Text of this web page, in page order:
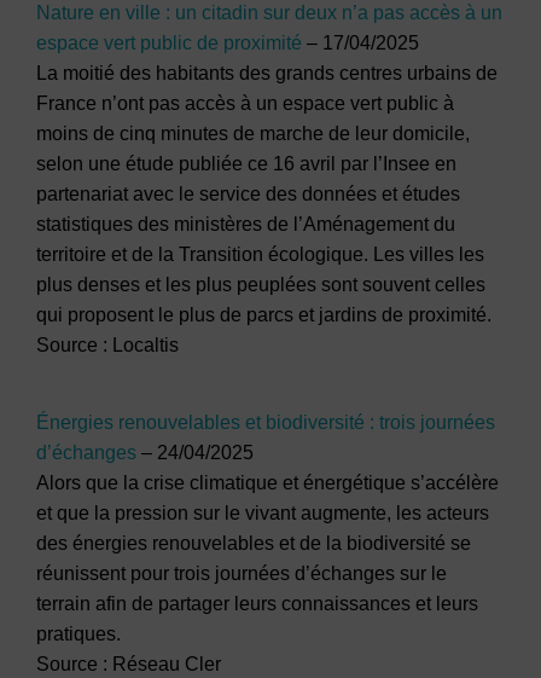
Nature en ville : un citadin sur deux n’a pas accès à un
espace vert public de proximité – 17/04/2025
La moitié des habitants des grands centres urbains de
France n’ont pas accès à un espace vert public à
moins de cinq minutes de marche de leur domicile,
selon une étude publiée ce 16 avril par l’Insee en
partenariat avec le service des données et études
statistiques des ministères de l’Aménagement du
territoire et de la Transition écologique. Les villes les
plus denses et les plus peuplées sont souvent celles
qui proposent le plus de parcs et jardins de proximité.
Source : Localtis
Énergies renouvelables et biodiversité : trois journées
d’échanges – 24/04/2025
Alors que la crise climatique et énergétique s’accélère
et que la pression sur le vivant augmente, les acteurs
des énergies renouvelables et de la biodiversité se
réunissent pour trois journées d’échanges sur le
terrain afin de partager leurs connaissances et leurs
pratiques.
Source : Réseau Cler